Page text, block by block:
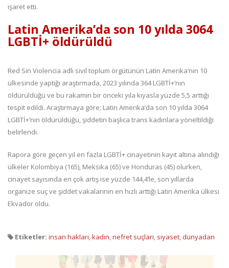
işaret etti.
Latin Amerika’da son 10 yılda 3064
LGBTİ+ öldürüldü
Red Sin Violencia adlı sivil toplum örgütünün Latin Amerika’nın 10
ülkesinde yaptığı araştırmada, 2023 yılında 364 LGBTİ+’nın
öldürüldüğü ve bu rakamın bir önceki yıla kıyasla yüzde 5,5 arttığı
tespit edildi. Araştırmaya göre; Latin Amerika’da son 10 yılda 3064
LGBTİ+’nın öldürüldüğü, şiddetin başlıca trans kadınlara yöneltildiği
belirlendi.
Rapora göre geçen yıl en fazla LGBTİ+ cinayetinin kayıt altına alındığı
ülkeler Kolombiya (165), Meksika (65) ve Honduras (45) olurken,
cinayet sayısında en çok artış ise yüzde 144,4’le, son yıllarda
organize suç ve şiddet vakalarının en hızlı arttığı Latin Amerika ülkesi
Ekvador oldu.
Etiketler: insan hakları,kadın,nefret suçları, siyaset,dünyadan